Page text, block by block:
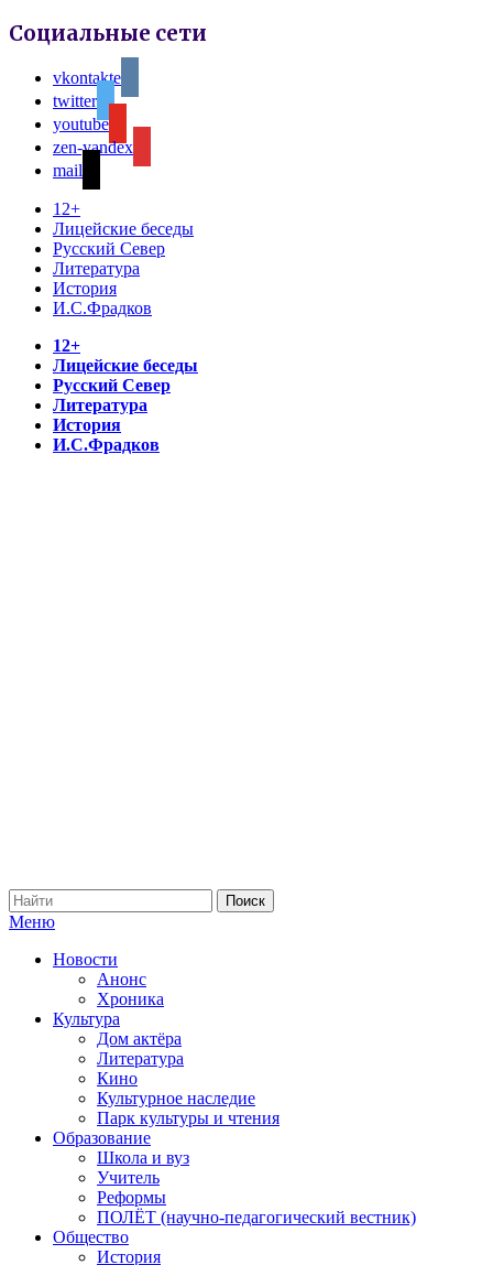
Социальные сети
vkontakte
twitter
youtube
zen-yandex
mail
12+
Лицейские беседы
Русский Север
Литература
История
И.С.Фрадков
12+
Лицейские беседы
Русский Север
Литература
История
И.С.Фрадков
Меню
Новости
Анонс
Хроника
Культура
Дом актёра
Литература
Кино
Культурное наследие
Парк культуры и чтения
Образование
Школа и вуз
Учитель
Реформы
ПОЛЁТ (научно-педагогический вестник)
Общество
История